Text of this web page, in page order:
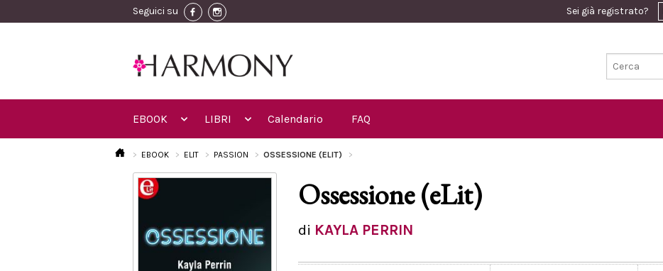
Seguici su Sei già registrato?
EBOOK LIBRI Calendario FAQ
EBOOK ELIT PASSION OSSESSIONE (ELIT)
Ossessione (eLit)
di KAYLA PERRIN